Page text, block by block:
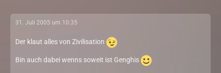
31. Juli 2005 um 10:35
Der klaut alles von Zivilisation
Bin auch dabei wenns soweit ist Genghis